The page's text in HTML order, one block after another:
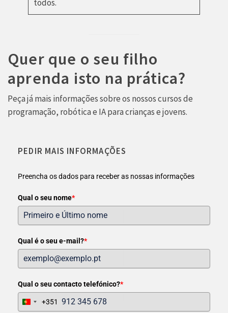
todos.
Quer que o seu filho
aprenda isto na prática?
Peça já mais informações sobre os nossos cursos de
programação, robótica e IA para crianças e jovens.
PEDIR MAIS INFORMAÇÕES
Preencha os dados para receber as nossas informações
Qual o seu nome*
Qual é o seu e-mail?*
Qual o seu contacto telefónico?*
Portugal
+351